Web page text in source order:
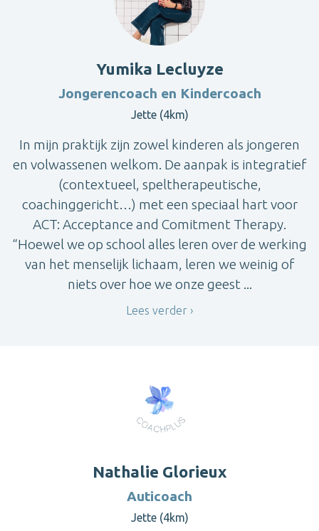
Yumika Lecluyze
Jongerencoach en Kindercoach
Jette (4km)
In mijn praktijk zijn zowel kinderen als jongeren
en volwassenen welkom. De aanpak is integratief
(contextueel, speltherapeutische,
coachinggericht…) met een speciaal hart voor
ACT: Acceptance and Comitment Therapy.
“Hoewel we op school alles leren over de werking
van het menselijk lichaam, leren we weinig of
niets over hoe we onze geest ...
Lees verder
Nathalie Glorieux
Auticoach
Jette (4km)